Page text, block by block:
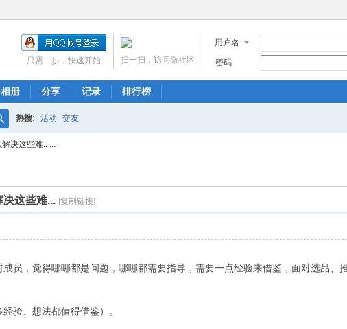
用户名
密码
扫一扫，访问微社区
只需一步，快速开始
相册 分享 记录 排行榜
热搜: 活动 交友
决这些难.. ...
这些难... [复制链接]
员，觉得哪哪都是问题，哪哪都需要指导，需要一点经验来借鉴，面对选品、
验、想法都值得借鉴）。